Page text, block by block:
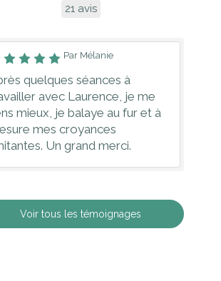
21 avis
Par Mélanie
quelques séances à
avec Laurence, je me
mieux, je balaye au fur et à
mes croyances
Un grand merci.
Voir tous les témoignages